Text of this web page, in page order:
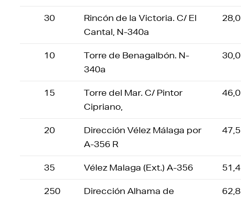
30
Rincón de la Victoria. C/ El
Cantal, N-340a
28,0
10
Torre de Benagalbón. N-
340a
30,0
15
Torre del Mar. C/ Pintor
Cipriano,
46,0
20
Dirección Vélez Málaga por
A-356 R
47,5
35 Vélez Malaga (Ext.) A-356 51,4
250
Dirección Alhama de
62,8